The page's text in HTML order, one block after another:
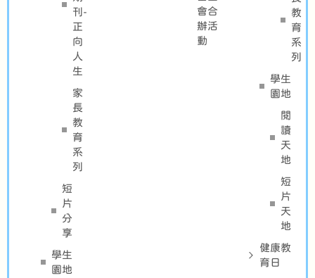
刊-
正
向
人
生
家
長
教
育
系
列
短
片
分
享
學生
園地
會合
辦活
動
教
育
系
列
學生
園地
閱
讀
天
地
短
片
天
地
健康教
育日